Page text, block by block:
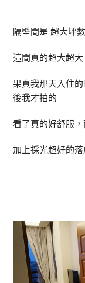
隔壁間是 超大坪
這間真的超大超
果真我那天入住
後我才拍的
看了真的好舒服
加上採光超好的